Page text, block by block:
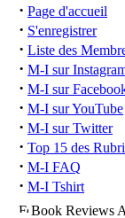
· Page d'accueil
· S'enregistrer
· Liste des
· M-I sur
· M-I sur
· M-I sur YouTube
· M-I sur Twitter
· Top 15 des
· M-I FAQ
· M-I Tshirt
Book Reviews